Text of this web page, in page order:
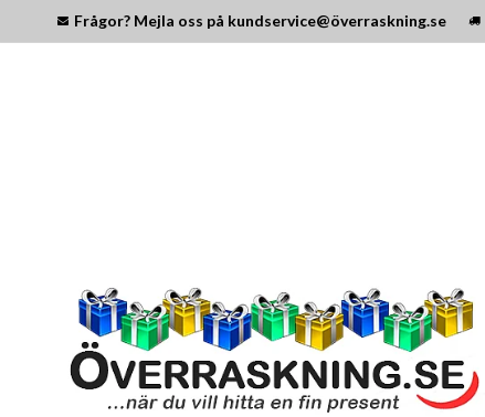
Frågor? Mejla oss på kundservice@överraskning.se